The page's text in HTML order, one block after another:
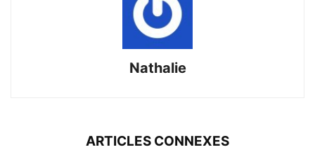
Nathalie
ARTICLES CONNEXES